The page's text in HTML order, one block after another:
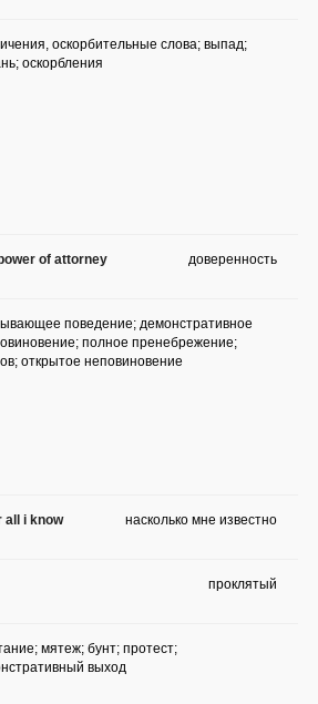
оскорбительные слова; выпад;
оскорбления
of attorney доверенность
поведение; демонстративное
полное пренебрежение;
открытое неповиновение
all i know насколько мне известно
проклятый
мятеж; бунт; протест;
выход